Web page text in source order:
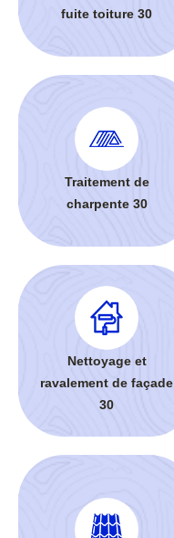
fuite toiture 30
Traitement de
charpente 30
Nettoyage et
ravalement de façade
30